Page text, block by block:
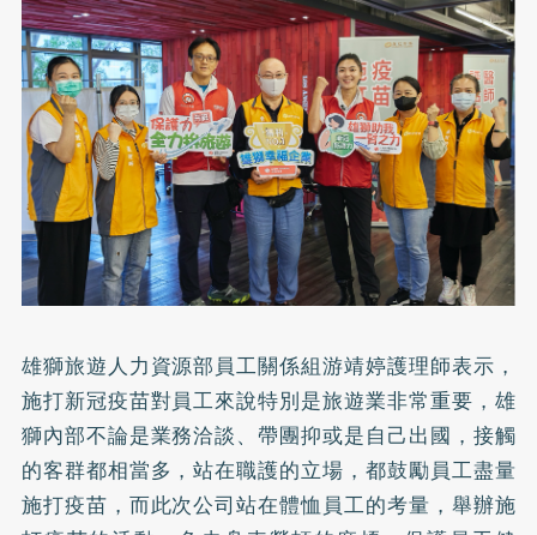
雄獅旅遊人力資源部員工關係組游靖婷護理師表示，
施打新冠疫苗對員工來說特別是旅遊業非常重要，雄
獅內部不論是業務洽談、帶團抑或是自己出國，接觸
的客群都相當多，站在職護的立場，都鼓勵員工盡量
施打疫苗，而此次公司站在體恤員工的考量，舉辦施